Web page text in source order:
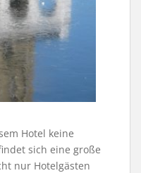
Hotel keine
sich eine große
nur Hotelgästen